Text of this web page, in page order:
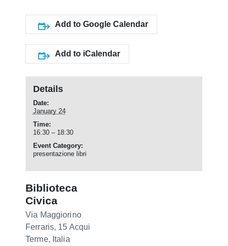
Add to Google Calendar
Add to iCalendar
Details
Date:
January 24
Time:
16:30 – 18:30
Event Category:
presentazione libri
Biblioteca
Civica
Via Maggiorino
Ferraris, 15 Acqui
Terme, Italia